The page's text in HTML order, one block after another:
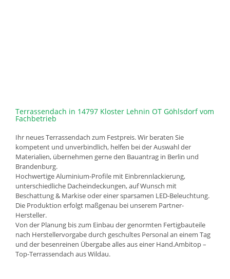
Terrassendach in 14797 Kloster Lehnin OT Göhlsdorf vom
Fachbetrieb
Ihr neues Terrassendach zum Festpreis. Wir beraten Sie
kompetent und unverbindlich, helfen bei der Auswahl der
Materialien, übernehmen gerne den Bauantrag in Berlin und
Brandenburg.
Hochwertige Aluminium-Profile mit Einbrennlackierung,
unterschiedliche Dacheindeckungen, auf Wunsch mit
Beschattung & Markise oder einer sparsamen LED-Beleuchtung.
Die Produktion erfolgt maßgenau bei unserem Partner-
Hersteller.
Von der Planung bis zum Einbau der genormten Fertigbauteile
nach Herstellervorgabe durch geschultes Personal an einem Tag
und der besenreinen Übergabe alles aus einer Hand.Ambitop –
Top-Terrassendach aus Wildau.